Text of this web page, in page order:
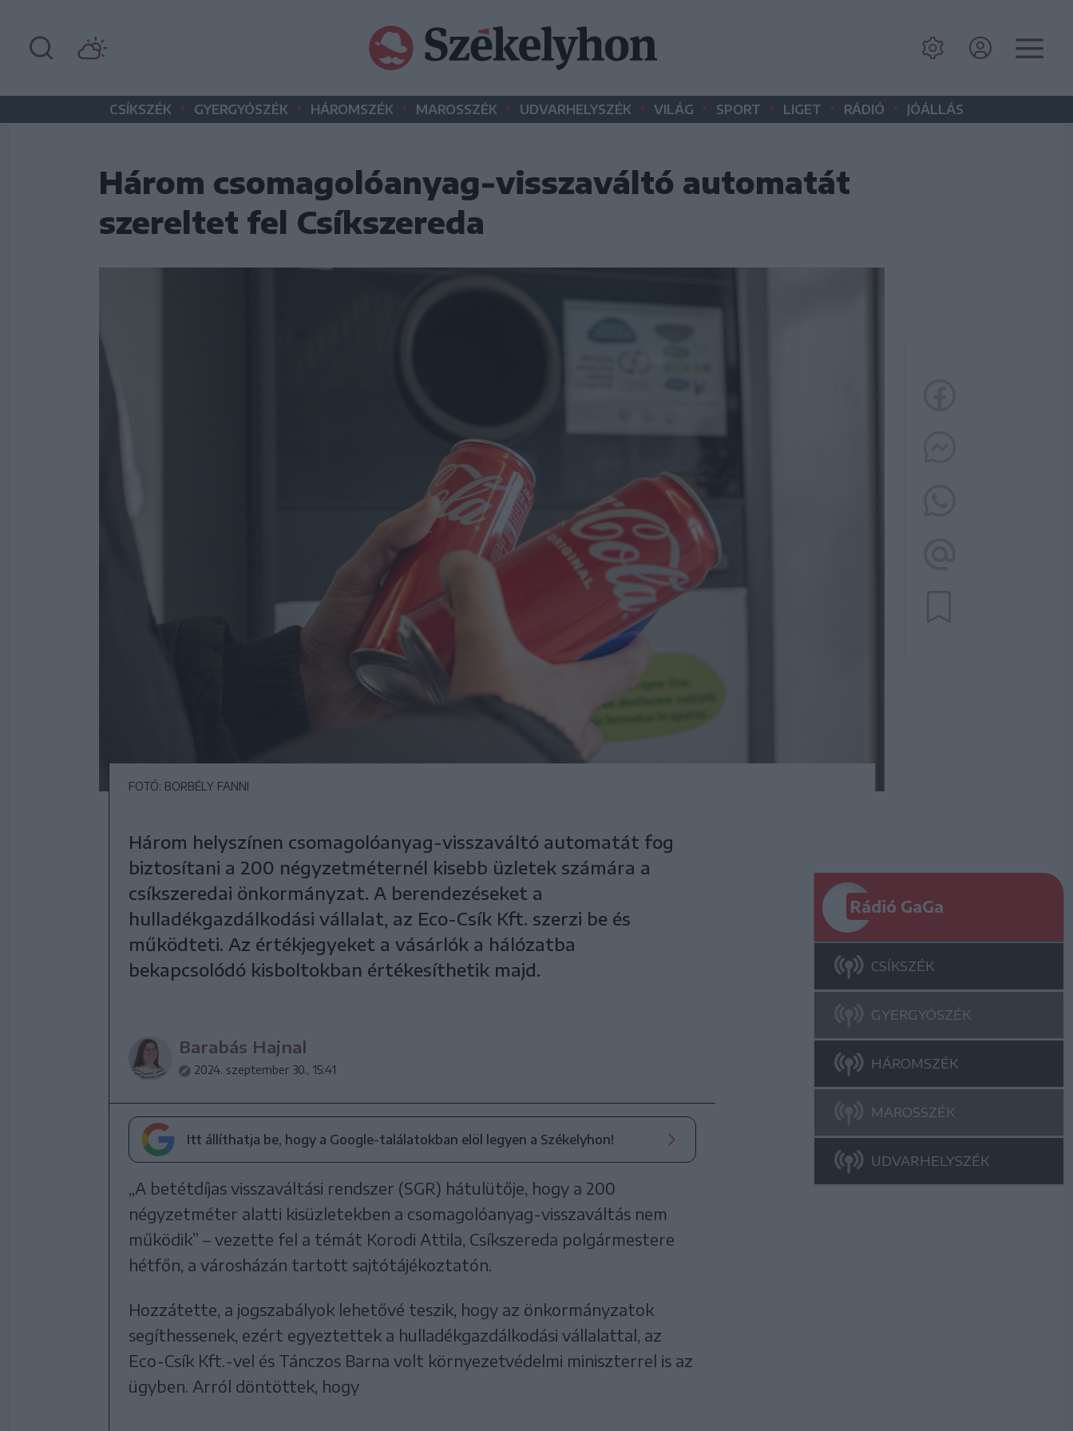
CSÍKSZÉK • GYERGYÓSZÉK • HÁROMSZÉK • MAROSSZÉK • UDVARHELYSZÉK • VILÁG • SPORT • LIGET • RÁDIÓ • JÓÁLLÁS
Három csomagolóanyag-visszaváltó automatát
szereltet fel Csíkszereda
FOTÓ: BORBÉLY FANNI
Három helyszínen csomagolóanyag-visszaváltó automatát fog
biztosítani a 200 négyzetméternél kisebb üzletek számára a
csíkszeredai önkormányzat. A berendezéseket a
hulladékgazdálkodási vállalat, az Eco-Csík Kft. szerzi be és
működteti. Az értékjegyeket a vásárlók a hálózatba
bekapcsolódó kisboltokban értékesíthetik majd.
Barabás Hajnal
2024. szeptember 30., 15:41
Itt állíthatja be, hogy a Google-találatokban elöl legyen a Székelyhon!
„A betétdíjas visszaváltási rendszer (SGR) hátulütője, hogy a 200
négyzetméter alatti kisüzletekben a csomagolóanyag-visszaváltás nem
működik” – vezette fel a témát Korodi Attila, Csíkszereda polgármestere
hétfőn, a városházán tartott sajtótájékoztatón.
Hozzátette, a jogszabályok lehetővé teszik, hogy az önkormányzatok
segíthessenek, ezért egyeztettek a hulladékgazdálkodási vállalattal, az
Eco-Csík Kft.-vel és Tánczos Barna volt környezetvédelmi miniszterrel is az
ügyben. Arról döntöttek, hogy
Rádió GaGa
CSÍKSZÉK
GYERGYÓSZÉK
HÁROMSZÉK
MAROSSZÉK
UDVARHELYSZÉK